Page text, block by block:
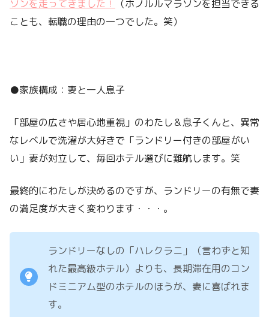
ソンを走ってきました！
（ホノルルマラソンを担当できる
ことも、転職の理由の一つでした。笑）
●家族構成：妻と一人息子
「部屋の広さや居心地重視」のわたし＆息子くんと、異常
なレベルで洗濯が大好きで「ランドリー付きの部屋がい
い」妻が対立して、毎回ホテル選びに難航します。笑
最終的にわたしが決めるのですが、ランドリーの有無で妻
の満足度が大きく変わります・・・。
ランドリーなしの「ハレクラニ」（言わずと知
れた最高級ホテル）よりも、長期滞在用のコン
ドミニアム型のホテルのほうが、妻に喜ばれま
す。